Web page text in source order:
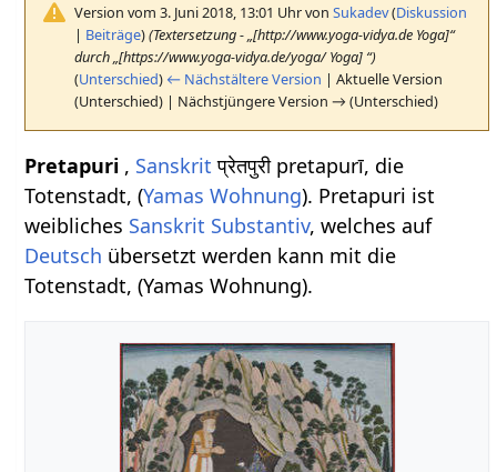
Version vom 3. Juni 2018, 13:01 Uhr vonSukadev(Diskussion
| Beiträge)(Textersetzung - „[http://www.yoga-vidya.de Yoga]“
durch „[https://www.yoga-vidya.de/yoga/ Yoga] “)
(Unterschied) ← Nächstältere Version | Aktuelle Version
(Unterschied) | Nächstjüngere Version → (Unterschied)
Pretapuri , Sanskrit प्रेतपुरी pretapurī, die
Totenstadt, (Yamas Wohnung). Pretapuri ist
weibliches Sanskrit Substantiv, welches auf
Deutsch übersetzt werden kann mit die
Totenstadt, (Yamas Wohnung).